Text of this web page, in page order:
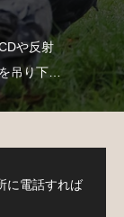
や反射
吊り下げ
です。
に電話すれば